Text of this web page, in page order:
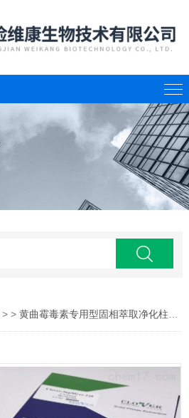
> >黄曲霉毒素专用型固相萃取净化柱>黄